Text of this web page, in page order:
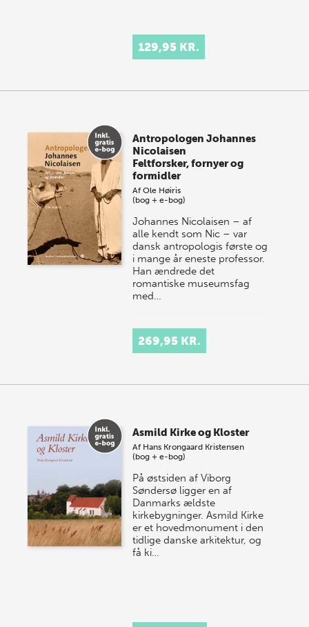
129,95 KR.
Antropologen Johannes
Nicolaisen
Feltforsker, fornyer og
formidler
AfOle Høiris
(bog + e-bog)
Johannes Nicolaisen – af
alle kendt som Nic – var
dansk antropologis første og
i mange år eneste professor.
Han ændrede det
romantiske museumsfag
med…
269,95 KR.
Asmild Kirke og Kloster
Af Hans Krongaard Kristensen
(bog + e-bog)
På østsiden af Viborg
Søndersø ligger en af
Danmarks ældste
kirkebygninger. Asmild Kirke
er et hovedmonument i den
tidlige danske arkitektur, og
få ki…